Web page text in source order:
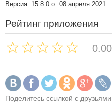
Версия: 15.8.0 от 08 апреля 2021
Рейтинг приложения
0.00
Поделитесь ссылкой с друзьями